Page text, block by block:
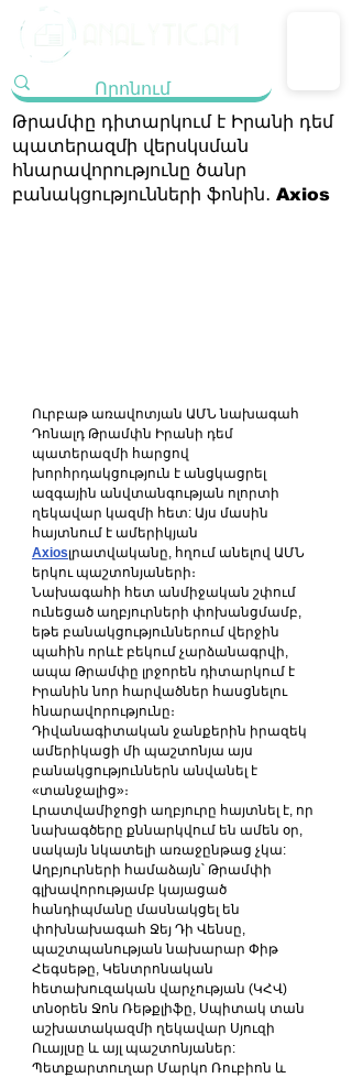
Թրամփը դիտարկում է Իրանի դեմ
պատերազմի վերսկսման
հնարավորությունը ծանր
բանակցությունների ֆոնին․ Axios
Ուրբաթ առավոտյան ԱՄՆ նախագահ
Դոնալդ Թրամփն Իրանի դեմ
պատերազմի հարցով
խորհրդակցություն է անցկացրել
ազգային անվտանգության ոլորտի
ղեկավար կազմի հետ: Այս մասին
հայտնում է ամերիկյան
Axiosլրատվականը, հղում անելով ԱՄՆ
երկու պաշտոնյաների։
Նախագահի հետ անմիջական շփում
ունեցած աղբյուրների փոխանցմամբ,
եթե բանակցություններում վերջին
պահին որևէ բեկում չարձանագրվի,
ապա Թրամփը լրջորեն դիտարկում է
Իրանին նոր հարվածներ հասցնելու
հնարավորությունը։
Դիվանագիտական ջանքերին իրազեկ
ամերիկացի մի պաշտոնյա այս
բանակցություններն անվանել է
«տանջալից»։
Լրատվամիջոցի աղբյուրը հայտնել է, որ
նախագծերը քննարկվում են ամեն օր,
սակայն նկատելի առաջընթաց չկա:
Աղբյուրների համաձայն՝ Թրամփի
գլխավորությամբ կայացած
հանդիպմանը մասնակցել են
փոխնախագահ Ջեյ Դի Վենսը,
պաշտպանության նախարար Փիթ
Հեգսեթը, Կենտրոնական
հետախուզական վարչության (ԿՀՎ)
տնօրեն Ջոն Ռեթքլիֆը, Սպիտակ տան
աշխատակազմի ղեկավար Սյուզի
Ուայլսը և այլ պաշտոնյաներ:
Պետքարտուղար Մարկո Ռուբիոն և